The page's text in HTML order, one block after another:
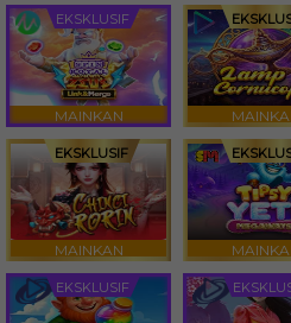
EKSKLUSIF
MAINKAN
EKSKLUSIF
MAINKAN
EKSKLUSIF